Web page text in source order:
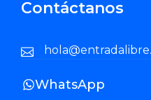
Contáctanos
WhatsApp